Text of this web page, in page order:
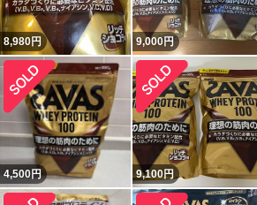
8,980円 9,000円
4,500円 9,100円